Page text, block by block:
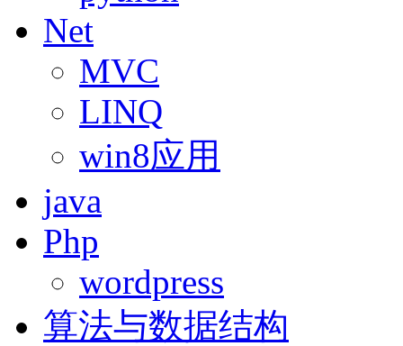
Net
MVC
LINQ
win8应用
java
Php
wordpress
算法与数据结构